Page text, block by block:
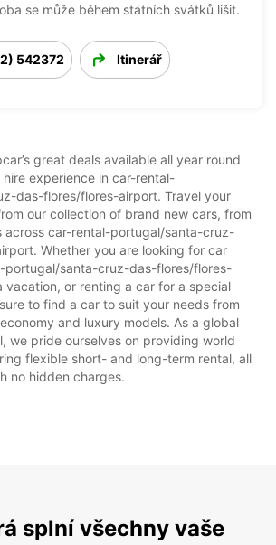
se může během státních svátků lišit.
542372 Itinerář
great deals available all year round
experience in car-rental-
das-flores/flores-airport. Travel your
our collection of brand new cars, from
across car-rental-portugal/santa-cruz-
Whether you are looking for car
portugal/santa-cruz-das-flores/flores-
vacation, or renting a car for a special
to find a car to suit your needs from
and luxury models. As a global
we pride ourselves on providing world
flexible short- and long-term rental, all
no hidden charges.
splní všechny vaše